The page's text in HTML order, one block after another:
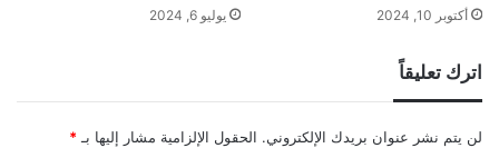
أكتوبر 10, 2024 يوليو 6, 2024
اترك تعليقاً
لن يتم نشر عنوان بريدك الإلكتروني. الحقول الإلزامية مشار إليها بـ *